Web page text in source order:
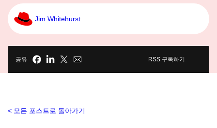
Jim Whitehurst
공유 RSS 구독하기
모든 포스트로 돌아가기